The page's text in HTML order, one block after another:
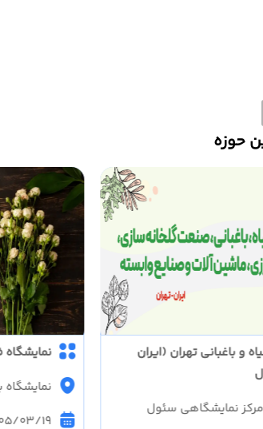
حوزه
و باغبانی تهران (ایران
مرکز نمایشگاهی سئول
نمایشگاه
نمایشگاه
1405/03/19 الی